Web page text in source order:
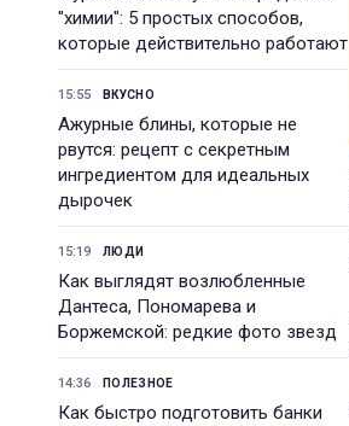
"химии": 5 простых способов,
которые действительно работают
15:55 ВКУСНО
Ажурные блины, которые не
рвутся: рецепт с секретным
ингредиентом для идеальных
дырочек
15:19 ЛЮДИ
Как выглядят возлюбленные
Дантеса, Пономарева и
Боржемской: редкие фото звезд
14:36 ПОЛЕЗНОЕ
Как быстро подготовить банки